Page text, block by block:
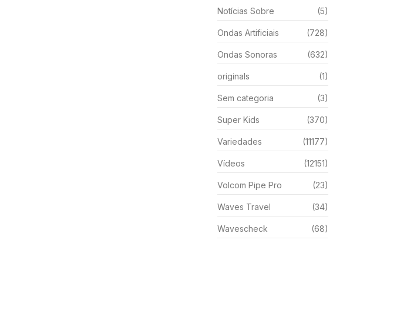
Notícias Sobre (5)
Ondas Artificiais (728)
Ondas Sonoras (632)
originals (1)
Sem categoria (3)
Super Kids (370)
Variedades (11177)
Vídeos (12151)
Volcom Pipe Pro (23)
Waves Travel (34)
Wavescheck (68)